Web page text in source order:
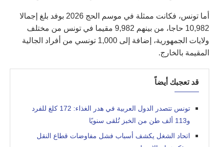
أما تونس، فكانت ممثلة في موسم الحج 2026 بوفد بلغ إجمالا
10,982 حاجا، من بينهم 9,982 مقيما في تونس من مختلف
ولايات الجمهورية، إضافة إلى 1,000 تونسي من أفراد الجالية
المقيمة بالخارج.
قد تعجبك أيضاً
تونس تتصدر الدول العربية في هدر الغذاء: 172 كلغ للفرد
و113 ألف طن من الخبز تُلقى سنويًا
اتحاد الشغل يكشف أسباب فشل مفاوضات قطاع النقل